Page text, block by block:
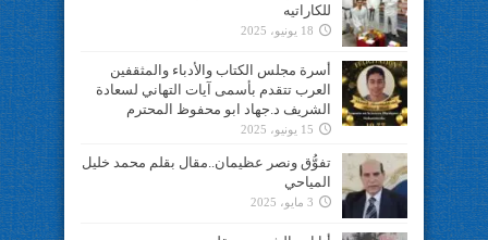
للكاراتيه
18 يونيو، 2025
أسرة مجلس الكتاب والأدباء والمثقفين
العرب تتقدم بأسمى آيات التهاني لسعادة
الشريف د.جهاد ابو محفوظ المحترم
15 يونيو، 2025
تفوُّق ونصر عظيمان..مقال بقلم محمد خليل
المياحي
3 مايو، 2025